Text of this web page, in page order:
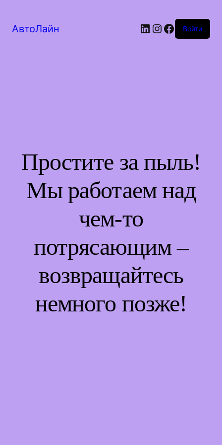
АвтоЛайн LinkedIn
Instagram
Facebook
Войти
Простите за пыль!
Мы работаем над
чем-то
потрясающим –
возвращайтесь
немного позже!